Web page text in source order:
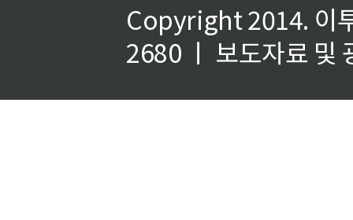
Copyright 2014. 이
2680 ㅣ 보도자료